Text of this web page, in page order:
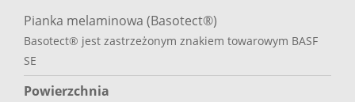
Pianka melaminowa (Basotect®)
Basotect® jest zastrzeżonym znakiem towarowym BASF
SE
Powierzchnia